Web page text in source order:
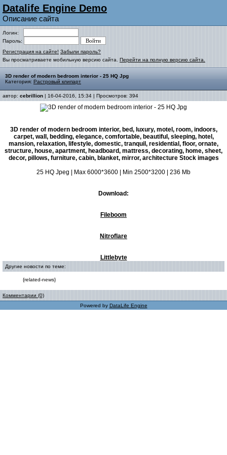
Datalife Engine Demo
Описание сайта
Логин:
Пароль:
Регистрация на сайте! Забыли пароль?
Вы просматриваете мобильную версию сайта. Перейти на полную версию сайта.
3D render of modern bedroom interior - 25 HQ Jpg
Категория: Растровый клипарт
автор: cebrillion | 16-04-2016, 15:34 | Просмотров: 394
3D render of modern bedroom interior, bed, luxury, motel, room, indoors,
carpet, wall, bedding, elegance, comfortable, beautiful, sleeping, hotel,
mansion, relaxation, lifestyle, domestic, tranquil, residential, floor, ornate,
structure, house, apartment, headboard, mattress, decorating, home, sheet,
decor, pillows, furniture, cabin, blanket, mirror, architecture Stock images
25 HQ Jpeg | Max 6000*3600 | Min 2500*3200 | 236 Mb
Download:
Fileboom
Nitroflare
Littlebyte
Другие новости по теме:
{related-news}
Комментарии (0)
Powered by DataLife Engine